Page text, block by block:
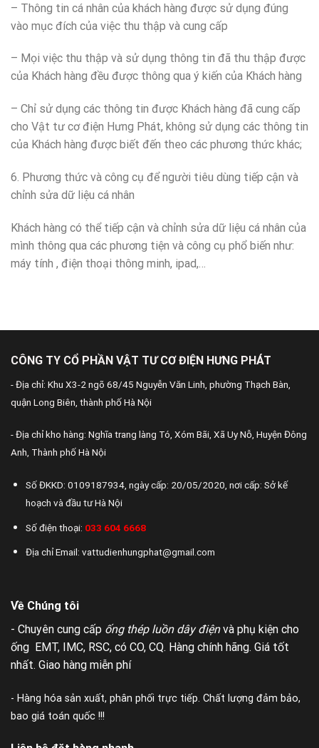
– Thông tin cá nhân của khách hàng được sử dụng đúng
vào mục đích của việc thu thập và cung cấp
– Mọi việc thu thập và sử dụng thông tin đã thu thập được
của Khách hàng đều được thông qua ý kiến của Khách hàng
– Chỉ sử dụng các thông tin được Khách hàng đã cung cấp
cho Vật tư cơ điện Hưng Phát, không sử dụng các thông tin
của Khách hàng được biết đến theo các phương thức khác;
6. Phương thức và công cụ để người tiêu dùng tiếp cận và
chỉnh sửa dữ liệu cá nhân
Khách hàng có thể tiếp cận và chỉnh sửa dữ liệu cá nhân của
mình thông qua các phương tiện và công cụ phổ biến như:
máy tính , điện thoại thông minh, ipad,…
CÔNG TY CỔ PHẦN VẬT TƯ CƠ ĐIỆN HƯNG PHÁT
- Địa chỉ: Khu X3-2 ngõ 68/45 Nguyễn Văn Linh, phường Thạch Bàn,
quận Long Biên, thành phố Hà Nội
- Địa chỉ kho hàng: Nghĩa trang làng Tó, Xóm Bãi, Xã Uy Nỗ, Huyện Đông
Anh, Thành phố Hà Nội
Số ĐKKD: 0109187934, ngày cấp: 20/05/2020, nơi cấp: Sở kế
hoạch và đầu tư Hà Nội
Số điện thoại: 033 604 6668
Địa chỉ Email: vattudienhungphat@gmail.com
Về Chúng tôi
- Chuyên cung cấp ống thép luồn dây điệnvà phụ kiện cho
ống EMT, IMC, RSC, có CO, CQ. Hàng chính hãng. Giá tốt
nhất. Giao hàng miễn phí
- Hàng hóa sản xuất, phân phối trực tiếp. Chất lượng đảm bảo,
bao giá toán quốc !!!